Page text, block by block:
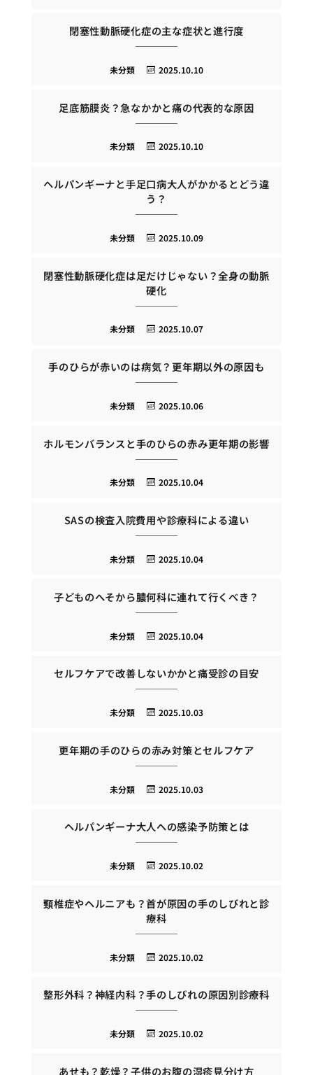
閉塞性動脈硬化症の主な症状と進行度
2025.10.10
未分類
足底筋膜炎？急なかかと痛の代表的な原因
2025.10.10
未分類
ヘルパンギーナと手足口病大人がかかるとどう違
う？
2025.10.09
未分類
閉塞性動脈硬化症は足だけじゃない？全身の動脈
硬化
2025.10.07
未分類
手のひらが赤いのは病気？更年期以外の原因も
2025.10.06
未分類
ホルモンバランスと手のひらの赤み更年期の影響
2025.10.04
未分類
SASの検査入院費用や診療科による違い
2025.10.04
未分類
子どものへそから膿何科に連れて行くべき？
2025.10.04
未分類
セルフケアで改善しないかかと痛受診の目安
2025.10.03
未分類
更年期の手のひらの赤み対策とセルフケア
2025.10.03
未分類
ヘルパンギーナ大人への感染予防策とは
2025.10.02
未分類
頸椎症やヘルニアも？首が原因の手のしびれと診
療科
2025.10.02
未分類
整形外科？神経内科？手のしびれの原因別診療科
2025.10.02
未分類
あせも？乾燥？子供のお腹の湿疹見分け方